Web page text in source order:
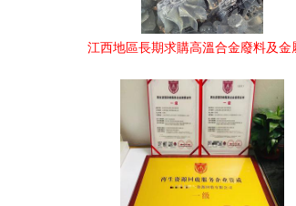
江西地區長期求購高溫合金廢料及金